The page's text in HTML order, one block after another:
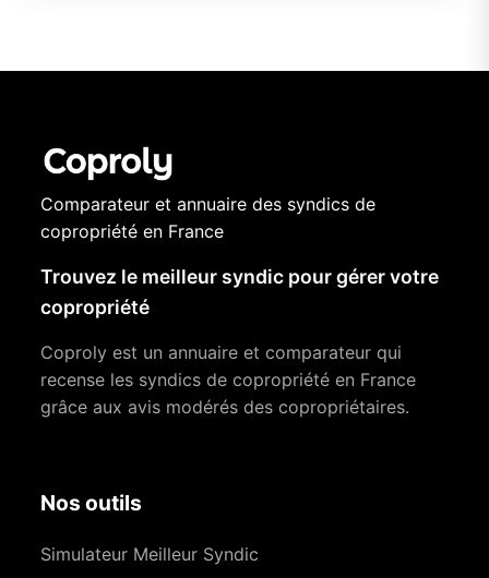
Comparateur et annuaire des syndics de
copropriété en France
Trouvez le meilleur syndic pour gérer votre
copropriété
Coproly est un annuaire et comparateur qui
recense les syndics de copropriété en France
grâce aux avis modérés des copropriétaires.
Nos outils
Simulateur Meilleur Syndic